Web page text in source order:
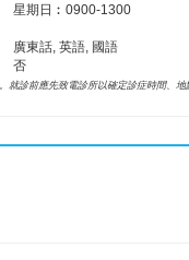
星期日︰0900-1300
廣東話, 英語, 國語
否
就診前應先致電診所以確定診症時間、地